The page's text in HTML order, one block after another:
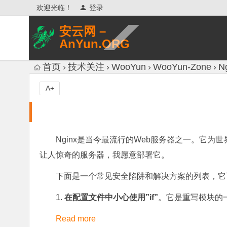
欢迎光临！ 登录
安云网 –
AnYun.ORG
网络安全研究、网络各种猎奇八卦。
首页 技术关注 WooYun WooYun-Zone
A+
Nginx是当今最流行的Web服务器之一。它为
让人惊奇的服务器，我愿意部署它。
下面是一个常见安全陷阱和解决方案的列表，
1. 在配置文件中小心使用”if”。它是重写模块
Read more